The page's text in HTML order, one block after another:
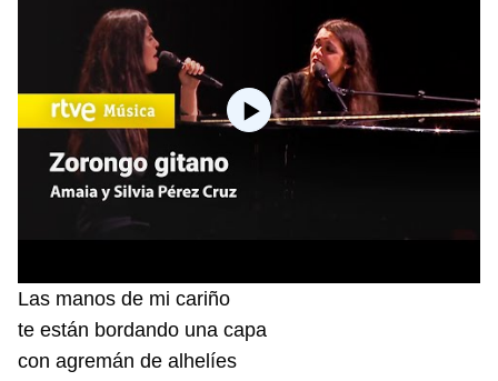
Las manos de mi cariño
te están bordando una capa
con agremán de alhelíes